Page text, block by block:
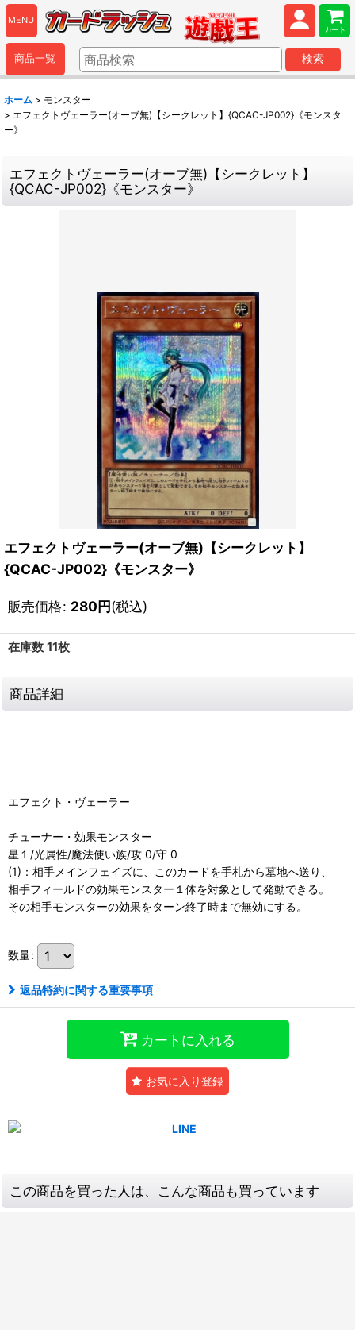
MENU
カート
商品一覧 検索
ホーム > モンスター
> エフェクトヴェーラー(オーブ無)【シークレット】{QCAC-JP002}《モンスタ
ー》
エフェクトヴェーラー(オーブ無)【シークレット】
{QCAC-JP002}《モンスター》
エフェクトヴェーラー(オーブ無)【シークレット】
{QCAC-JP002}《モンスター》
販売価格: 280円(税込)
在庫数 11枚
商品詳細
エフェクト・ヴェーラー
チューナー・効果モンスター
星１/光属性/魔法使い族/攻 0/守 0
(1)：相手メインフェイズに、このカードを手札から墓地へ送り、
相手フィールドの効果モンスター１体を対象として発動できる。
その相手モンスターの効果をターン終了時まで無効にする。
数量:
返品特約に関する重要事項
カートに入れる
お気に入り登録
この商品を買った人は、こんな商品も買っています